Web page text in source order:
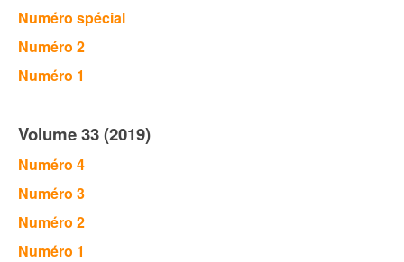
Numéro spécial
Numéro 2
Numéro 1
Volume 33 (2019)
Numéro 4
Numéro 3
Numéro 2
Numéro 1